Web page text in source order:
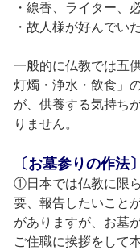
・線香、ライター、
・故人様が好んで
一般的に仏教では五
灯燭・浄水・飲食」
が、供養する気持ち
りません。
〔お墓参りの作法〕
①日本では仏教に限
要、報告したいこと
がありますが、お墓
ご住職に挨拶をして